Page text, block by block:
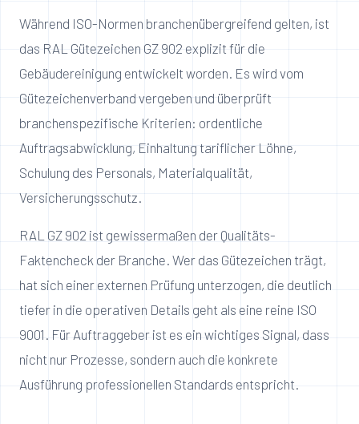
Während ISO-Normen branchenübergreifend gelten, ist
das RAL Gütezeichen GZ 902 explizit für die
Gebäudereinigung entwickelt worden. Es wird vom
Gütezeichenverband vergeben und überprüft
branchenspezifische Kriterien: ordentliche
Auftragsabwicklung, Einhaltung tariflicher Löhne,
Schulung des Personals, Materialqualität,
Versicherungsschutz.
RAL GZ 902 ist gewissermaßen der Qualitäts-
Faktencheck der Branche. Wer das Gütezeichen trägt,
hat sich einer externen Prüfung unterzogen, die deutlich
tiefer in die operativen Details geht als eine reine ISO
9001. Für Auftraggeber ist es ein wichtiges Signal, dass
nicht nur Prozesse, sondern auch die konkrete
Ausführung professionellen Standards entspricht.